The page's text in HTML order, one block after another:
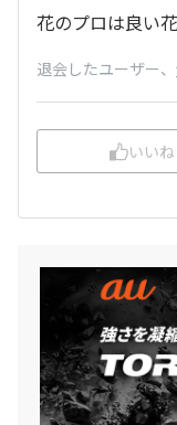
花のプロは良い
退会したユーザー、
いいね